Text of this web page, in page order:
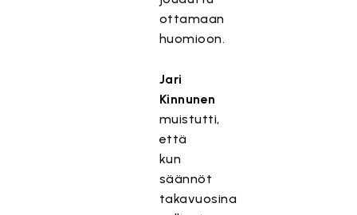
ottamaan
huomioon.
Jari
Kinnunen
muistutti,
että
kun
säännöt
takavuosina